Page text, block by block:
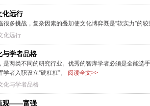
化远行
多挑战，复杂因素的叠加使文化博弈既是“软实力”的较
化远行
与学者品格
是两类不同的研究行业。优秀的智库学者必须是全能选
者入职设立“硬杠杠”。
阅读全文>>
化与学者品格
观——富强